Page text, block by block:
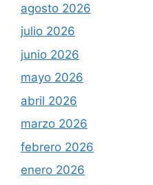
agosto 2026
julio 2026
junio 2026
mayo 2026
abril 2026
marzo 2026
febrero 2026
enero 2026